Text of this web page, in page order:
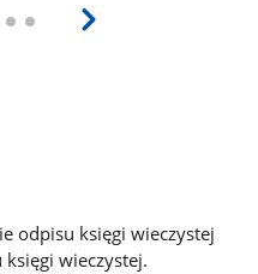
odpisu księgi wieczystej
wieczystej.